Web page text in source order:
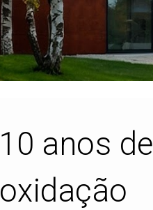
10 anos de
oxidação